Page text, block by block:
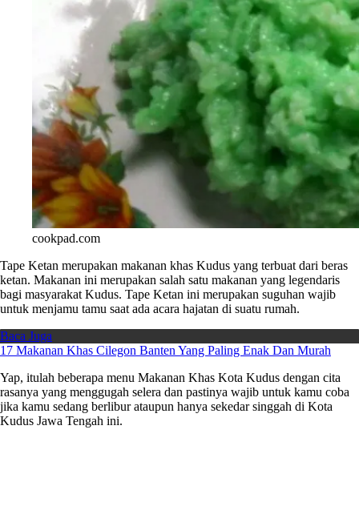
cookpad.com
Tape Ketan merupakan makanan khas Kudus yang terbuat dari beras
ketan. Makanan ini merupakan salah satu makanan yang legendaris
bagi masyarakat Kudus. Tape Ketan ini merupakan suguhan wajib
untuk menjamu tamu saat ada acara hajatan di suatu rumah.
Baca Juga
17 Makanan Khas Cilegon Banten Yang Paling Enak Dan Murah
Yap, itulah beberapa menu Makanan Khas Kota Kudus dengan cita
rasanya yang menggugah selera dan pastinya wajib untuk kamu coba
jika kamu sedang berlibur ataupun hanya sekedar singgah di Kota
Kudus Jawa Tengah ini.